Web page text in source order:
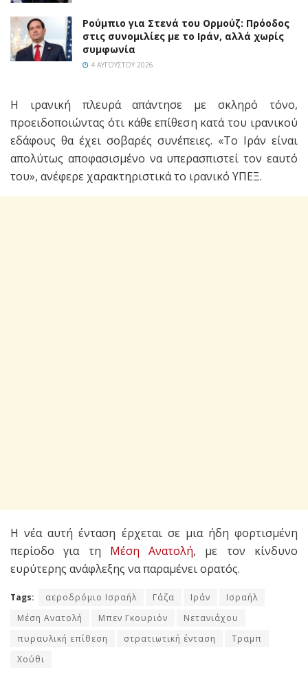
Ρούμπιο για Στενά του Ορμούζ: Πρόοδος
στις συνομιλίες με το Ιράν, αλλά χωρίς
συμφωνία
4 ΑΥΓΟΎΣΤΟΥ 2026
Η ιρανική πλευρά απάντησε με σκληρό τόνο,
προειδοποιώντας ότι κάθε επίθεση κατά του ιρανικού
εδάφους θα έχει σοβαρές συνέπειες. «Το Ιράν είναι
απολύτως αποφασισμένο να υπερασπιστεί τον εαυτό
του», ανέφερε χαρακτηριστικά το ιρανικό ΥΠΕΞ.
Η νέα αυτή ένταση έρχεται σε μια ήδη φορτισμένη
περίοδο για τη Μέση Ανατολή, με τον κίνδυνο
ευρύτερης ανάφλεξης να παραμένει ορατός.
Tags: αεροδρόμιο Ισραήλ Γάζα Ιράν
Ισραήλ
Μέση Ανατολή
Μπεν Γκουριόν
Νετανιάχου
πυραυλική επίθεση
στρατιωτική ένταση
Τραμπ
Χούθι